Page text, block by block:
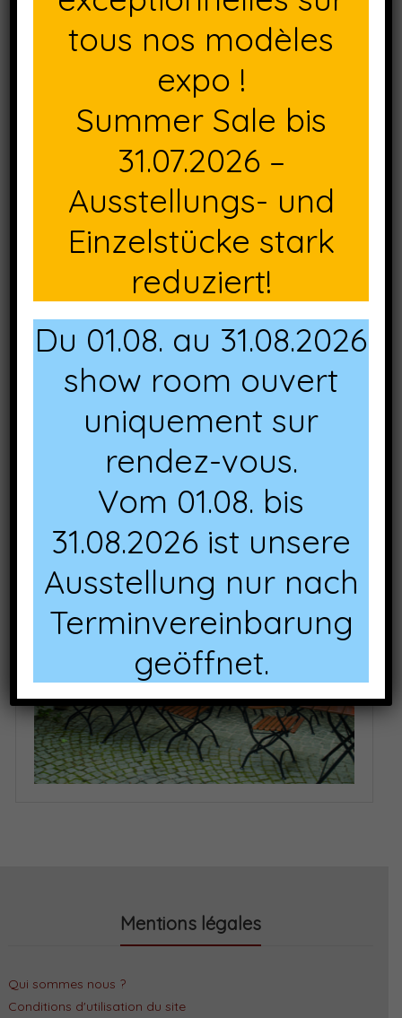
Table pliante Nuernberg 120x80cm Réf. KF-6155
Mentions légales
Qui sommes nous ?
Conditions d'utilisation du site
tous nos modèles
expo !
Summer Sale bis
31.07.2026 –
Ausstellungs- und
Einzelstücke stark
reduziert!
Du 01.08. au 31.08.2026
show room ouvert
uniquement sur
rendez-vous.
Vom 01.08. bis
31.08.2026 ist unsere
Ausstellung nur nach
Terminvereinbarung
geöffnet.